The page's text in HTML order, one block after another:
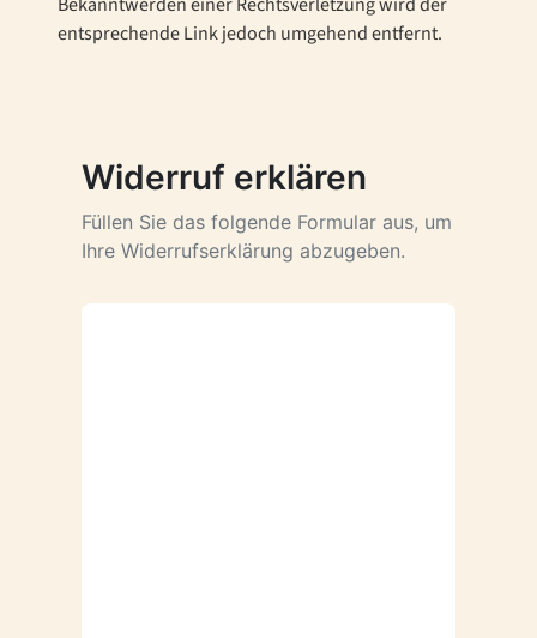
entsprechende Link jedoch umgehend entfernt.
Widerruf erklären
Füllen Sie das folgende Formular aus, um
Ihre Widerrufserklärung abzugeben.